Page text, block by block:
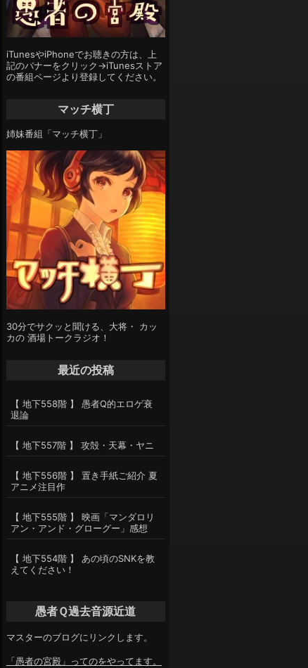
iTunesやiPhoneでお聴きの方は、上
記のバナーをクリック→iTunesストア
の番組ページより登録してください。
マッチ横丁
姉妹番組「マッチ横丁」
30分でサクッと聞ける、大将・ カッ
カの 酒場トークラジオ！
最近の投稿
【 地下558階 】 愚者Q的エロゲ衰
退論
【 地下557階 】 攻殻・天幕・ヤニ
【 地下556階 】 置き手紙ご紹介 夏
アニメ注目作
【 地下555階 】 映画「マンダロリ
アン・アンド・グローグー」感想
【 地下554階 】 あの頃のSNKを教
えてください！
愚者Ｑ過去音源近道
マスターのブログにリンクします。
「愚者の宮殿」ってのをやってます。